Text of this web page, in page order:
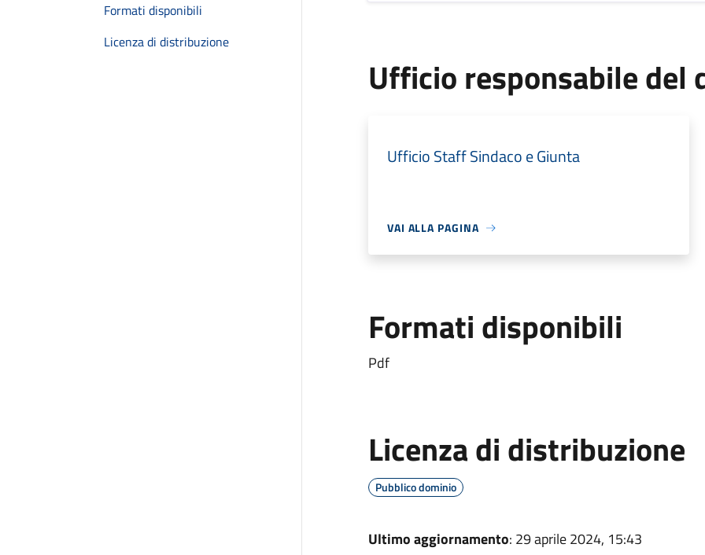
Formati disponibili
Licenza di distribuzione
Ufficio responsabile del
Ufficio Staff Sindaco e Giunta
VAI ALLA PAGINA
Formati disponibili
Pdf
Licenza di distribuzione
Pubblico dominio
Ultimo aggiornamento: 29 aprile 2024, 15:43